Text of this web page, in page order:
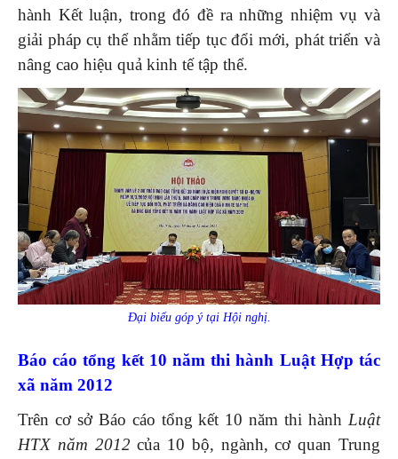
hành Kết luận, trong đó đề ra những nhiệm vụ và
giải pháp cụ thể nhằm tiếp tục đổi mới, phát triển và
nâng cao hiệu quả kinh tế tập thể.
Đại biểu góp ý tại Hội nghị.
Báo cáo tổng kết 10 năm thi hành Luật Hợp tác
xã năm 2012
Trên cơ sở Báo cáo tổng kết 10 năm thi hành Luật
HTX năm 2012 của 10 bộ, ngành, cơ quan Trung